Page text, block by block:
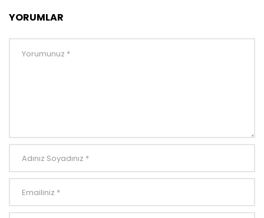
YORUMLAR